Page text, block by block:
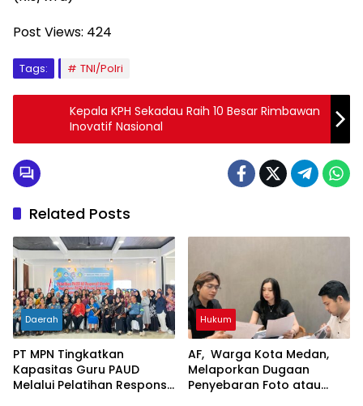
Post Views: 424
Tags: TNI/Polri
Kepala KPH Sekadau Raih 10 Besar Rimbawan
Inovatif Nasional
Related Posts
Daerah
PT MPN Tingkatkan
Kapasitas Guru PAUD
Melalui Pelatihan Responsif
Hukum
AF, Warga Kota Medan,
Melaporkan Dugaan
Penyebaran Foto atau